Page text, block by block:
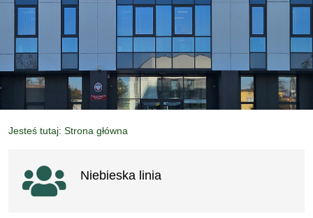
Jesteś tutaj: Strona główna
Ważne linki
Niebieska linia